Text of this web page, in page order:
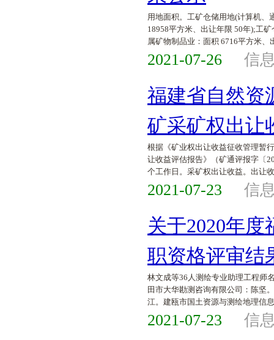
用地面积。工矿仓储用地(计算机、
18958平方米、出让年限 50年);工
属矿物制品业：面积 6716平方米、
2021-07-26 信
福建省自然资
矿采矿权出让
根据《矿业权出让收益征收管理暂
让收益评估报告》（矿通评报字〔
个工作日。采矿权出让收益。出让
2021-07-23 信
关于2020年
职资格评审结
林文成等36人测绘专业助理工程师
田市大华勘测咨询有限公司：陈坚
江。建瓯市国土资源与测绘地理信
2021-07-23 信